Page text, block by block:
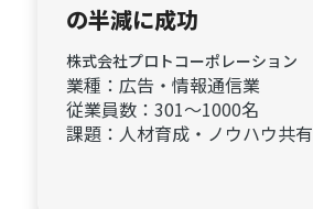
の半減に成功
株式会社プロトコーポレーション
業種：広告・情報通信業
従業員数：301〜1000名
課題： 人材育成・ノウハウ共有